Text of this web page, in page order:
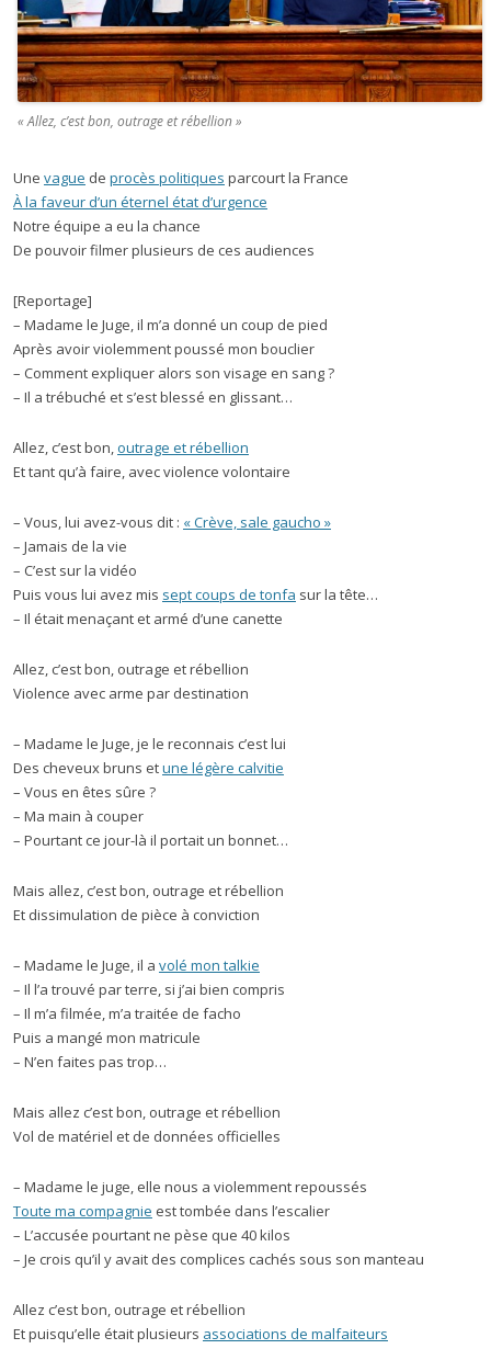
« Allez, c’est bon, outrage et rébellion »
Une vague de procès politiques parcourt la France
À la faveur d’un éternel état d’urgence
Notre équipe a eu la chance
De pouvoir filmer plusieurs de ces audiences
[Reportage]
– Madame le Juge, il m’a donné un coup de pied
Après avoir violemment poussé mon bouclier
– Comment expliquer alors son visage en sang ?
– Il a trébuché et s’est blessé en glissant…
Allez, c’est bon,outrage et rébellion
Et tant qu’à faire, avec violence volontaire
– Vous, lui avez-vous dit : « Crève, sale gaucho »
– Jamais de la vie
– C’est sur la vidéo
Puis vous lui avez mis sept coups de tonfa sur la tête…
– Il était menaçant et armé d’une canette
Allez, c’est bon, outrage et rébellion
Violence avec arme par destination
– Madame le Juge, je le reconnais c’est lui
Des cheveux bruns etune légère calvitie
– Vous en êtes sûre ?
– Ma main à couper
– Pourtant ce jour-là il portait un bonnet…
Mais allez, c’est bon, outrage et rébellion
Et dissimulation de pièce à conviction
– Madame le Juge, il a volé mon talkie
– Il l’a trouvé par terre, si j’ai bien compris
– Il m’a filmée, m’a traitée de facho
Puis a mangé mon matricule
– N’en faites pas trop…
Mais allez c’est bon, outrage et rébellion
Vol de matériel et de données officielles
– Madame le juge, elle nous a violemment repoussés
Toute ma compagnie est tombée dans l’escalier
– L’accusée pourtant ne pèse que 40 kilos
– Je crois qu’il y avait des complices cachés sous son manteau
Allez c’est bon, outrage et rébellion
Et puisqu’elle était plusieurs associations de malfaiteurs